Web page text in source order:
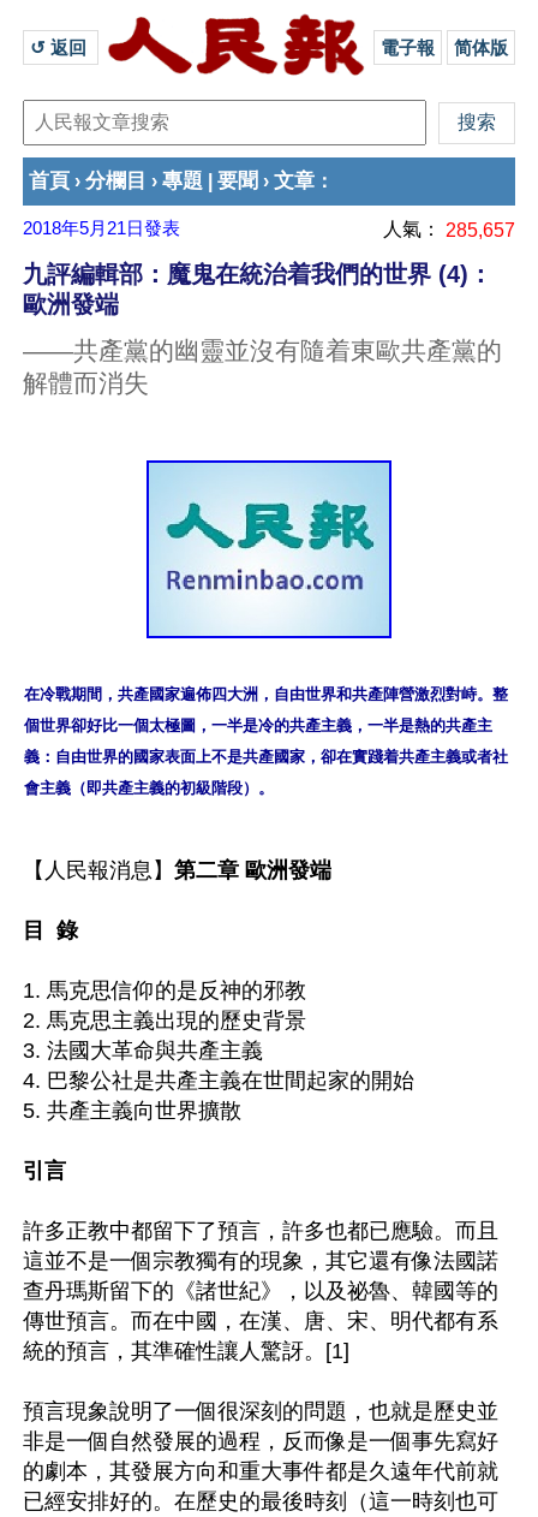
↺ 返回 電子報 简体版
首頁 › 分欄目 › 專題 要聞 › 文章 ：
2018年5月21日發表 人氣： 285,657
九評編輯部：魔鬼在統治着我們的世界 (4)：
歐洲發端
——共產黨的幽靈並沒有隨着東歐共產黨的
解體而消失
在冷戰期間，共產國家遍佈四大洲，自由世界和共產陣營激烈對峙。整
個世界卻好比一個太極圖，一半是冷的共產主義，一半是熱的共產主
義：自由世界的國家表面上不是共產國家，卻在實踐着共產主義或者社
會主義（即共產主義的初級階段）。
【人民報消息】 第二章 歐洲發端
目  錄
1. 馬克思信仰的是反神的邪教
2. 馬克思主義出現的歷史背景
3. 法國大革命與共產主義
4. 巴黎公社是共產主義在世間起家的開始
5. 共產主義向世界擴散
引言
許多正教中都留下了預言，許多也都已應驗。而且
這並不是一個宗教獨有的現象，其它還有像法國諾
查丹瑪斯留下的《諸世紀》，以及祕魯、韓國等的
傳世預言。而在中國，在漢、唐、宋、明代都有系
統的預言，其準確性讓人驚訝。[1]
預言現象說明了一個很深刻的問題，也就是歷史並
非是一個自然發展的過程，反而像是一個事先寫好
的劇本，其發展方向和重大事件都是久遠年代前就
已經安排好的。在歷史的最後時刻（這一時刻也可